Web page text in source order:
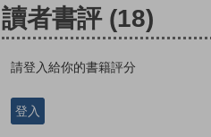
讀者書評 (18)
請登入給你的書籍評分
登入